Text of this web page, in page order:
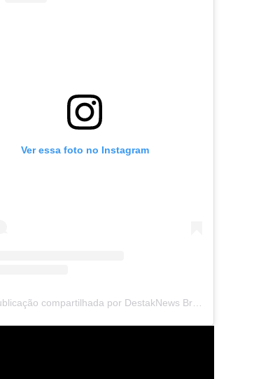
Ver essa foto no Instagram
Uma publicação compartilhada por DestakNews Brasil (@destaknewsbrasiloficial)